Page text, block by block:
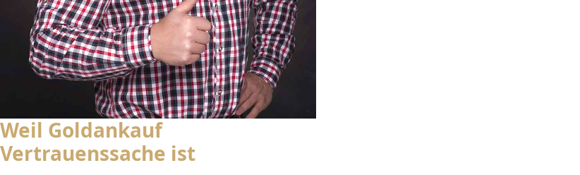
Weil Goldankauf
Vertrauenssache ist